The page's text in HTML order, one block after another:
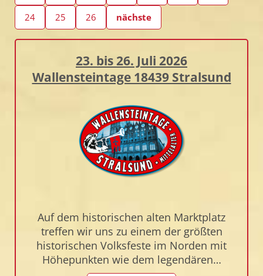
24 25 26 nächste
23. bis 26. Juli 2026
Wallensteintage 18439 Stralsund
Auf dem historischen alten Marktplatz
treffen wir uns zu einem der größten
historischen Volksfeste im Norden mit
Höhepunkten wie dem legendären…